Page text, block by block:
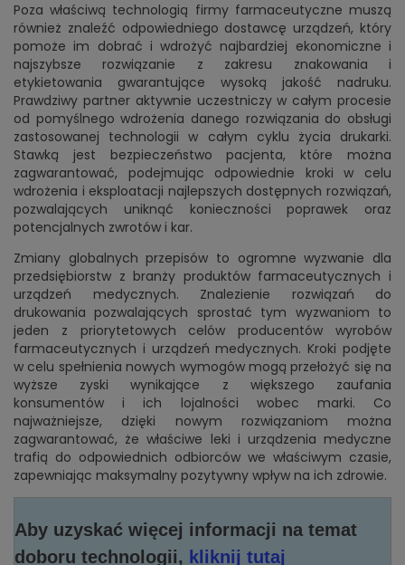
Poza właściwą technologią firmy farmaceutyczne muszą
również znaleźć odpowiedniego dostawcę urządzeń, który
pomoże im dobrać i wdrożyć najbardziej ekonomiczne i
najszybsze rozwiązanie z zakresu znakowania i
etykietowania gwarantujące wysoką jakość nadruku.
Prawdziwy partner aktywnie uczestniczy w całym procesie
od pomyślnego wdrożenia danego rozwiązania do obsługi
zastosowanej technologii w całym cyklu życia drukarki.
Stawką jest bezpieczeństwo pacjenta, które można
zagwarantować, podejmując odpowiednie kroki w celu
wdrożenia i eksploatacji najlepszych dostępnych rozwiązań,
pozwalających uniknąć konieczności poprawek oraz
potencjalnych zwrotów i kar.
Zmiany globalnych przepisów to ogromne wyzwanie dla
przedsiębiorstw z branży produktów farmaceutycznych i
urządzeń medycznych. Znalezienie rozwiązań do
drukowania pozwalających sprostać tym wyzwaniom to
jeden z priorytetowych celów producentów wyrobów
farmaceutycznych i urządzeń medycznych. Kroki podjęte
w celu spełnienia nowych wymogów mogą przełożyć się na
wyższe zyski wynikające z większego zaufania
konsumentów i ich lojalności wobec marki. Co
najważniejsze, dzięki nowym rozwiązaniom można
zagwarantować, że właściwe leki i urządzenia medyczne
trafią do odpowiednich odbiorców we właściwym czasie,
zapewniając maksymalny pozytywny wpływ na ich zdrowie.
Aby uzyskać więcej informacji na temat
doboru technologii, kliknij tutaj